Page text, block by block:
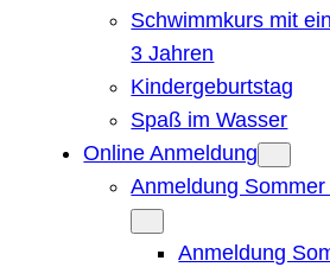
Schwimmkurs mit
3 Jahren
Kindergeburtstag
Spaß im Wasser
Online Anmeldung
Anmeldung
Anmeldung